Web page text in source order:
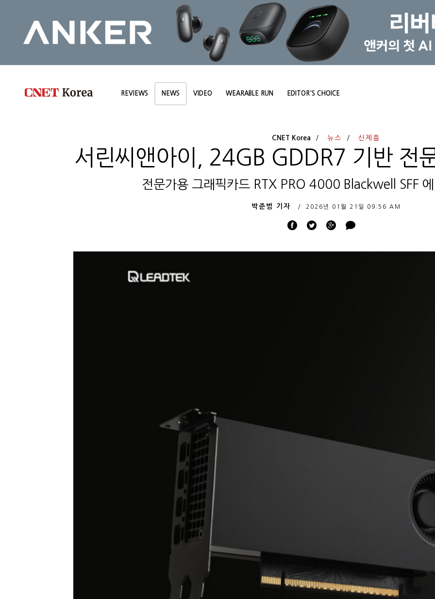
REVIEWS NEWS VIDEO WEARABLE RUN EDITOR'S CHOICE
CNET Korea 뉴스 신제품
서린씨앤아이, 24GB GDDR7 기반 전
전문가용 그래픽카드 RTX PRO 4000 Blackwell SFF
박준범 기자 2026년 01월 21일 09:56 AM